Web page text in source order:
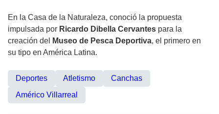
En la Casa de la Naturaleza, conoció la propuesta
impulsada por Ricardo Dibella Cervantes para la
creación del
Museo de Pesca Deportiva, el primero en
su tipo en América Latina.
Deportes Atletismo
Canchas
Américo Villarreal